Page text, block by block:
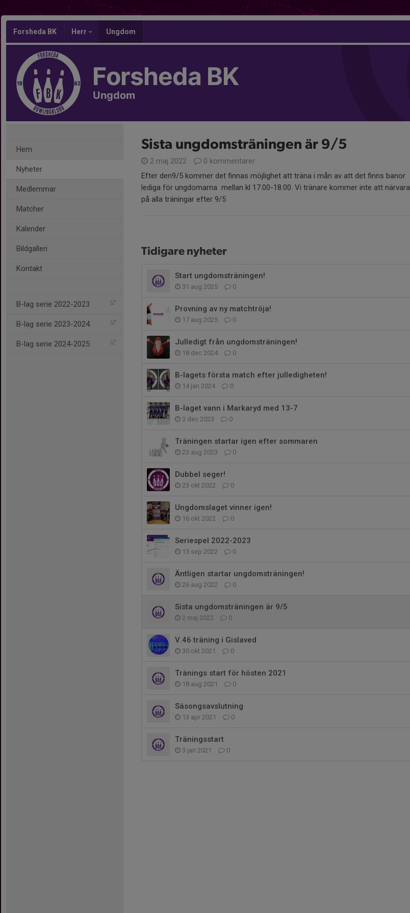
Forsheda BK Herr Ungdom
Forsheda BK
Ungdom
Hem
Nyheter
Medlemmar
Matcher
Kalender
Bildgalleri
Kontakt
B-lag serie 2022-2023
B-lag serie 2023-2024
B-lag serie 2024-2025
Sista ungdomsträningen är 9/5
2 maj 2022
0 kommentarer
Efter den9/5 kommer det finnas möjlighet att träna i mån av att det finns banor
lediga för ungdomarna mellan kl 17.00-18.00. Vi tränare kommer inte att närvara
på alla träningar efter 9/5
Tidigare nyheter
Start ungdomsträningen!
31 aug 2025 0
Provning av ny matchtröja!
17 aug 2025 0
Julledigt från ungdomsträningen!
18 dec 2024 0
B-lagets första match efter julledigheten!
14 jan 2024 0
B-laget vann i Markaryd med 13-7
3 dec 2023 0
Träningen startar igen efter sommaren
23 aug 2023 0
Dubbel seger!
23 okt 2022 0
Ungdomslaget vinner igen!
16 okt 2022 0
Seriespel 2022-2023
15 sep 2022 0
Äntligen startar ungdomsträningen!
26 aug 2022 0
Sista ungdomsträningen är 9/5
2 maj 2022 0
V.46 träning i Gislaved
30 okt 2021 0
Tränings start för hösten 2021
18 aug 2021 0
Säsongsavslutning
13 apr 2021 0
Träningsstart
3 jan 2021 0